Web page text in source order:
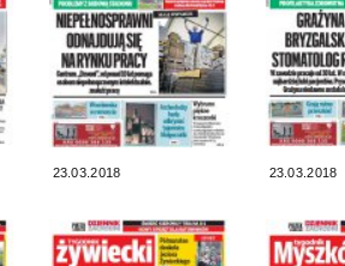
23.03.2018 23.03.2018